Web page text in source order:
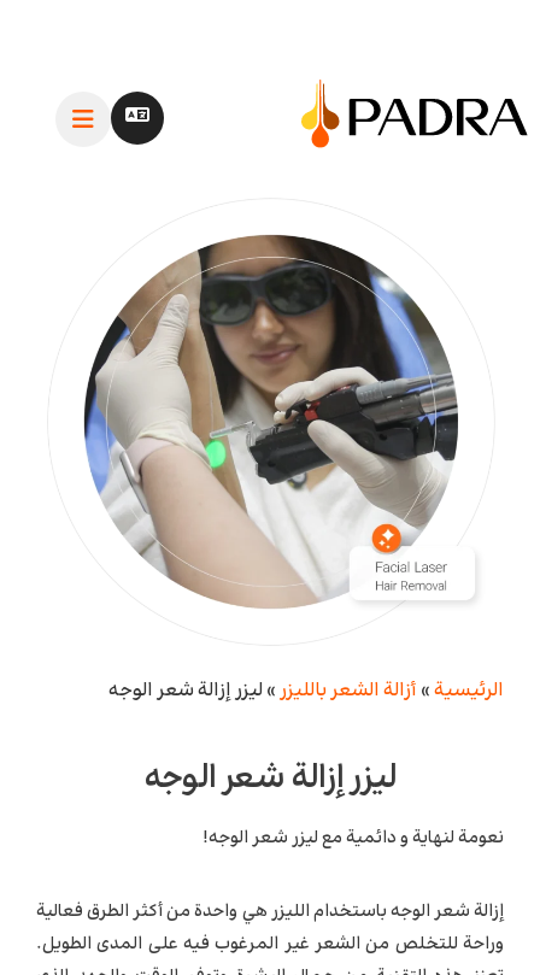
الرئيسية» أزالة الشعر بالليزر» ليزر إزالة شعر الوجه
ليزر إزالة شعر الوجه
نعومة لنهاية و دائمية مع ليزر شعر الوجه!
إزالة شعر الوجه باستخدام الليزر هي واحدة من أكثر الطرق فعالية
وراحة للتخلص من الشعر غير المرغوب فيه على المدى الطويل.